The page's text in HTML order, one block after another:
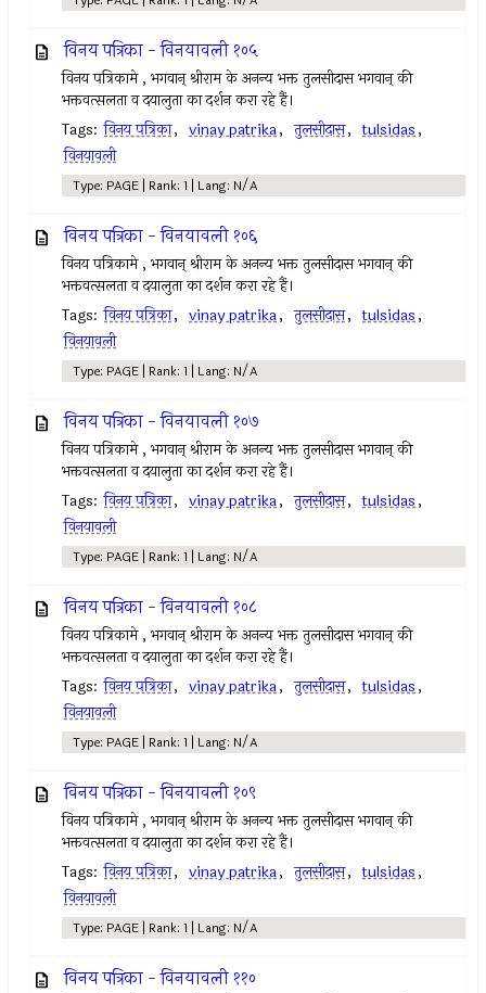
विनय पत्रिका - विनयावली १०५
विनय पत्रिकामे , भगवान् श्रीराम के अनन्य भक्त तुलसीदास भगवान् की
भक्तवत्सलता व दयालुता का दर्शन करा रहे हैं।
Tags: विनय पत्रिका, vinay patrika, तुलसीदास, tulsidas,
विनयावली
Type: PAGE | Rank: 1 | Lang: N/A
विनय पत्रिका - विनयावली १०६
विनय पत्रिकामे , भगवान् श्रीराम के अनन्य भक्त तुलसीदास भगवान् की
भक्तवत्सलता व दयालुता का दर्शन करा रहे हैं।
Tags: विनय पत्रिका, vinay patrika, तुलसीदास, tulsidas,
विनयावली
Type: PAGE | Rank: 1 | Lang: N/A
विनय पत्रिका - विनयावली १०७
विनय पत्रिकामे , भगवान् श्रीराम के अनन्य भक्त तुलसीदास भगवान् की
भक्तवत्सलता व दयालुता का दर्शन करा रहे हैं।
Tags: विनय पत्रिका, vinay patrika, तुलसीदास, tulsidas,
विनयावली
Type: PAGE | Rank: 1 | Lang: N/A
विनय पत्रिका - विनयावली १०८
विनय पत्रिकामे , भगवान् श्रीराम के अनन्य भक्त तुलसीदास भगवान् की
भक्तवत्सलता व दयालुता का दर्शन करा रहे हैं।
Tags: विनय पत्रिका, vinay patrika, तुलसीदास, tulsidas,
विनयावली
Type: PAGE | Rank: 1 | Lang: N/A
विनय पत्रिका - विनयावली १०९
विनय पत्रिकामे , भगवान् श्रीराम के अनन्य भक्त तुलसीदास भगवान् की
भक्तवत्सलता व दयालुता का दर्शन करा रहे हैं।
Tags: विनय पत्रिका, vinay patrika, तुलसीदास, tulsidas,
विनयावली
Type: PAGE | Rank: 1 | Lang: N/A
विनय पत्रिका - विनयावली ११०